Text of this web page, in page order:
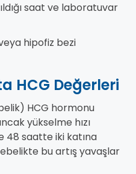
saat ve laboratuvar
hipofiz bezi
HCG Değerleri
HCG hormonu
yükselme hızı
48 saatte iki katına
bu artış yavaşlar